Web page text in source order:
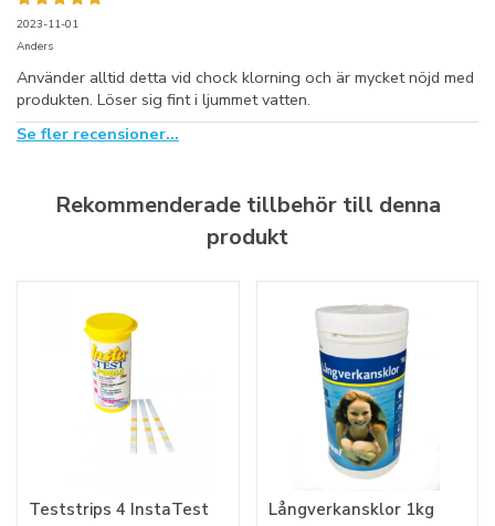
2023-11-01
Anders
Använder alltid detta vid chock klorning och är mycket nöjd med
produkten. Löser sig fint i ljummet vatten.
Se fler recensioner...
Rekommenderade tillbehör till denna
produkt
Teststrips 4 InstaTest
Långverkansklor 1kg